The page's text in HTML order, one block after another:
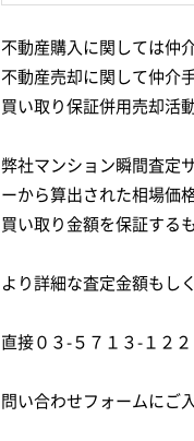
不動産購入に関しては仲
不動産売却に関して仲介
買い取り保証併用売却活
弊社マンション瞬間査定
ーから算出された相場価
買い取り金額を保証する
より詳細な査定金額もし
直接０３-５７１３-１２
問い合わせフォームにご